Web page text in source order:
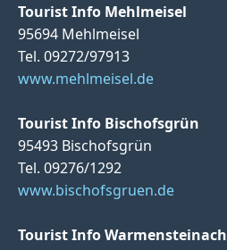
Tourist Info Mehlmeisel
95694 Mehlmeisel
Tel. 09272/97913
www.mehlmeisel.de
Tourist Info Bischofsgrün
95493 Bischofsgrün
Tel. 09276/1292
www.bischofsgruen.de
Tourist Info Warmensteinach